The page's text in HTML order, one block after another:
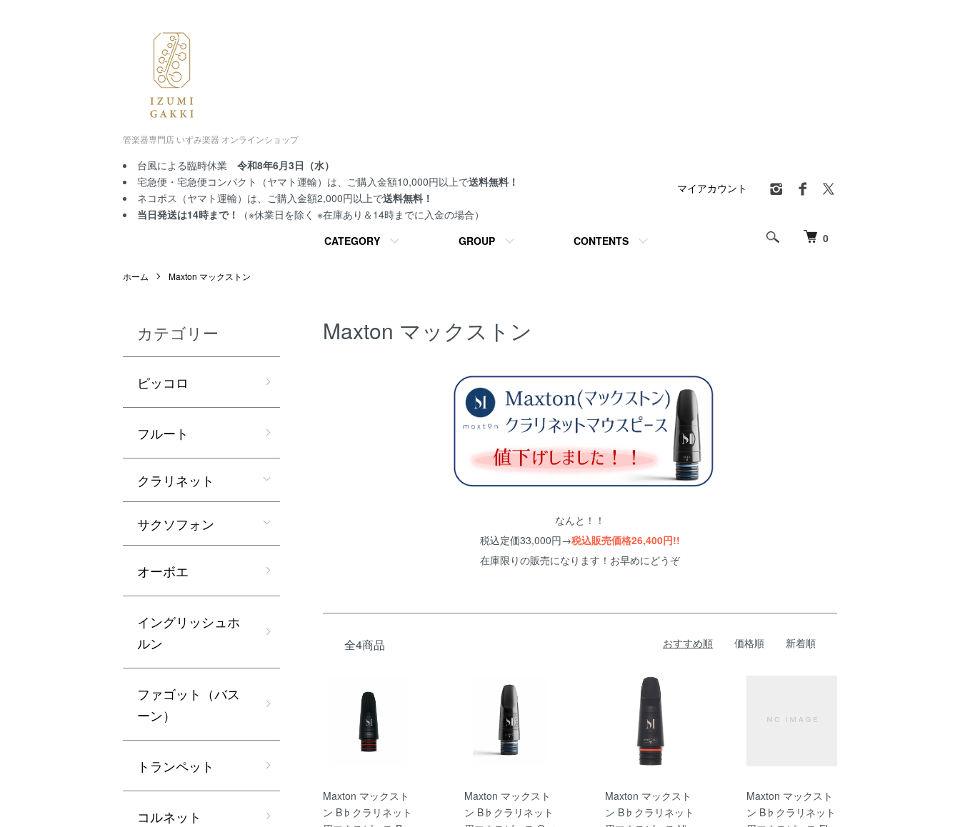
管楽器専門店 いずみ楽器 オンラインショップ
台風による臨時休業 令和8年6月3日（水）
宅急便・宅急便コンパクト（ヤマト運輸）は、ご購入金額10,000円以上で送料無料！
ネコポス（ヤマト運輸）は、ご購入金額2,000円以上で送料無料！
当日発送は14時まで！
（※休業日を除く ※在庫あり＆14時までに入金の場合）
0
CATEGORY GROUP CONTENTS
マイアカウント
ホーム Maxton マックストン
Maxton マックストン
なんと！！
税込定価33,000円→税込販売価格26,400円!!
在庫限りの販売になります！お早めにどうぞ
全4商品 おすすめ順 価格順 新着順
Maxton マックスト
ン B♭クラリネット
Maxton マックスト
ン B♭クラリネット
Maxton マックスト
ン B♭クラリネット
Maxton マックスト
ン B♭クラリネット
カテゴリー
ピッコロ
フルート
クラリネット
サクソフォン
オーボエ
イングリッシュホ
ルン
ファゴット（バス
ーン）
トランペット
コルネット